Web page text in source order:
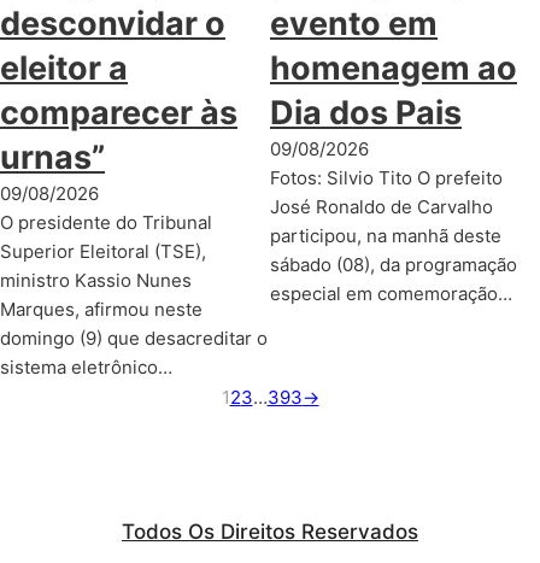
desconvidar o
eleitor a
comparecer às
urnas”
09/08/2026
O presidente do Tribunal
Superior Eleitoral (TSE),
ministro Kassio Nunes
Marques, afirmou neste
domingo (9) que desacreditar o
sistema eletrônico…
evento em
homenagem ao
Dia dos Pais
09/08/2026
Fotos: Silvio Tito O prefeito
José Ronaldo de Carvalho
participou, na manhã deste
sábado (08), da programação
especial em comemoração…
123…393→
Todos Os Direitos Reservados